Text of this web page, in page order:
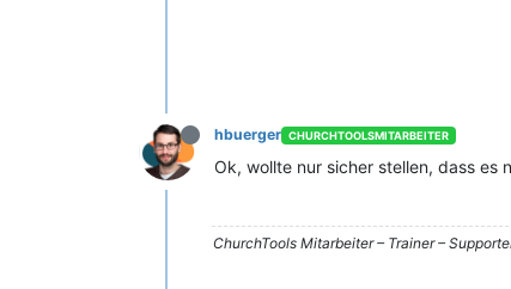
hbuerger CHURCHTOOLSMITARBEITER
Ok, wollte nur sicher stellen, dass es
ChurchTools Mitarbeiter – Trainer –